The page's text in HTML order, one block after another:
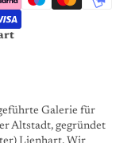
Galerie für
Altstadt, gegründet